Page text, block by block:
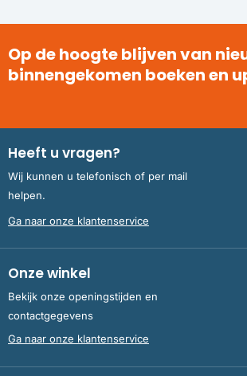
Op de hoogte blijven van
binnengekomen boeken en
Heeft u vragen?
Wij kunnen u telefonisch of per mail
helpen.
Ga naar onze klantenservice
Onze winkel
Bekijk onze openingstijden en
contactgegevens
Ga naar onze klantenservice